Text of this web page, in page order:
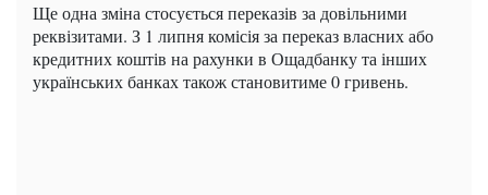
Ще одна зміна стосується переказів за довільними
реквізитами. З 1 липня комісія за переказ власних або
кредитних коштів на рахунки в Ощадбанку та інших
українських банках також становитиме 0 гривень.